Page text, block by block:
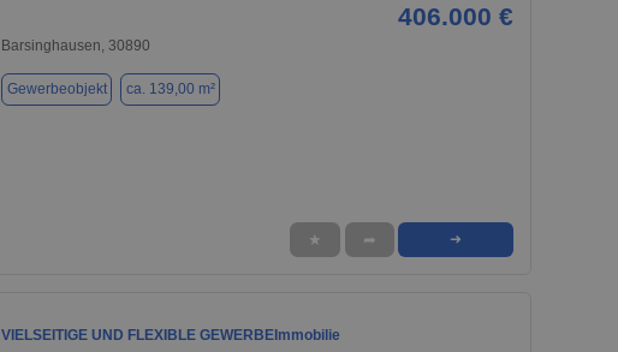
406.000 €
Barsinghausen, 30890
Gewerbeobjekt ca. 139,00 m²
★ ➦ ➜
VIELSEITIGE UND FLEXIBLE GEWERBEImmobilie